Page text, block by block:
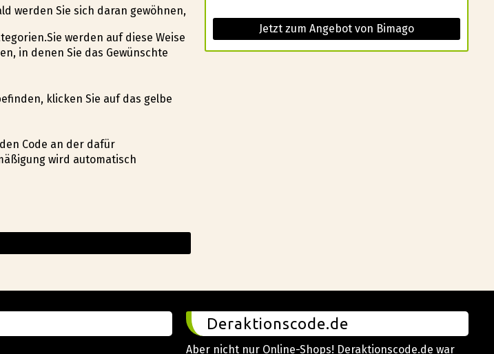
werden Sie sich daran gewöhnen,
werden auf diese Weise
in denen Sie das Gewünschte
klicken Sie auf das gelbe
Code an der dafür
wird automatisch
Jetzt zum Angebot von Bimago
Deraktionscode.de
Aber nicht nur Online-Shops! Deraktionscode.de war